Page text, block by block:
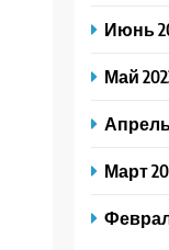
Июнь
Май
Апрель
Март